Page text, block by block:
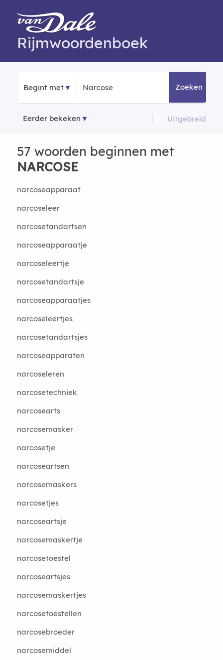
Rijmwoordenboek
Begint met Zoeken
Eerder bekeken Uitgebreid
57 woorden beginnen met
NARCOSE
narcoseapparaat
narcoseleer
narcosetandartsen
narcoseapparaatje
narcoseleertje
narcosetandartsje
narcoseapparaatjes
narcoseleertjes
narcosetandartsjes
narcoseapparaten
narcoseleren
narcosetechniek
narcosearts
narcosemasker
narcosetje
narcoseartsen
narcosemaskers
narcosetjes
narcoseartsje
narcosemaskertje
narcosetoestel
narcoseartsjes
narcosemaskertjes
narcosetoestellen
narcosebroeder
narcosemiddel